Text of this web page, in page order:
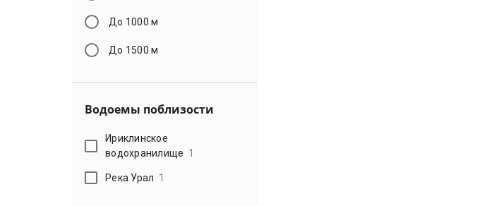
До 1000 м
До 1500 м
Водоемы поблизости
Ириклинское
водохранилище 1
Река Урал 1